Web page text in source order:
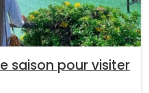
saison pour visiter